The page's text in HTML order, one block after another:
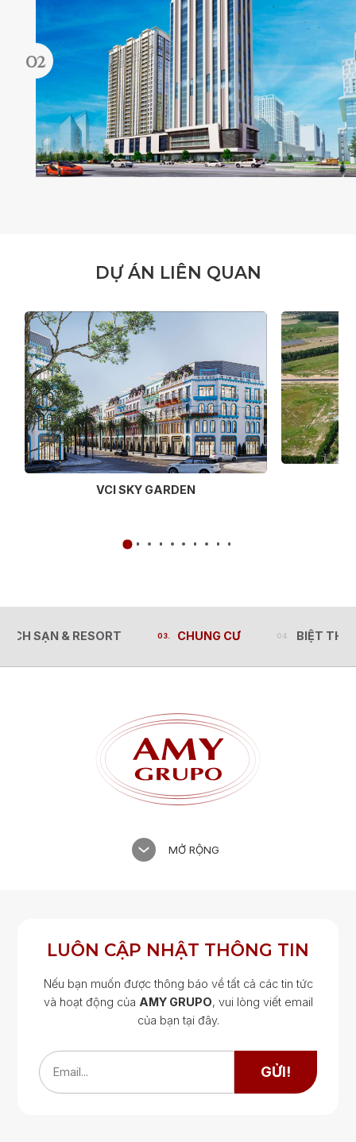
DỰ ÁN LIÊN QUAN
VCI SKY GARDEN
SẠN & RESORT
SẠN & RESORT
CHUNG CƯ
CHUNG CƯ
BIỆT THỰ
BIỆT THỰ
MỞ RỘNG
LUÔN CẬP NHẬT THÔNG TIN
Nếu bạn muốn được thông báo về tất cả các tin tức
và hoạt động của AMY GRUPO, vui lòng viết email
của bạn tại đây.
Email... GỬI!